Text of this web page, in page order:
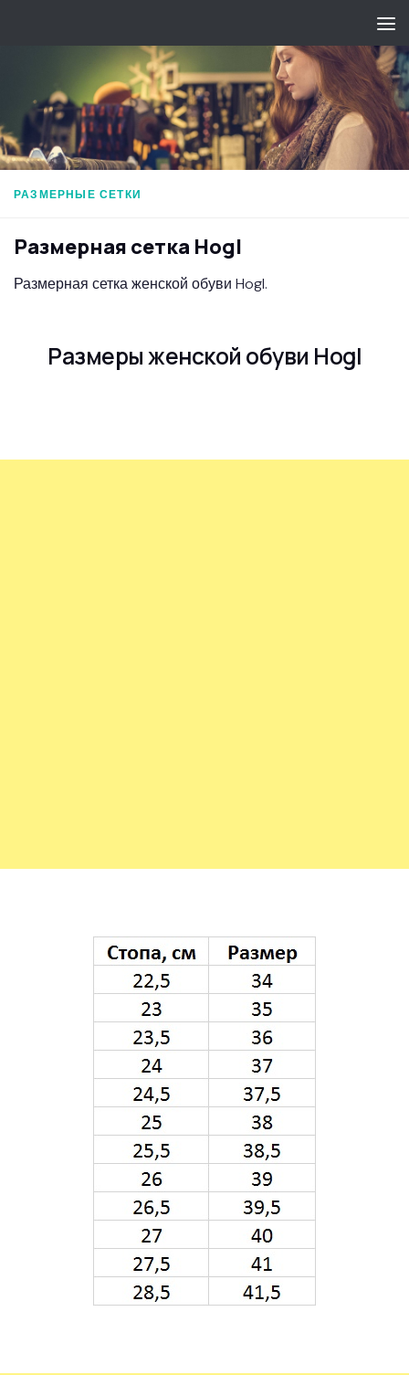
РАЗМЕРНЫЕ СЕТКИ
Размерная сетка Hogl
Размерная сетка женской обуви Hogl.
Размеры женской обуви Hogl